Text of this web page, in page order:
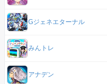
Gジェネエターナル
みんトレ
アナデン